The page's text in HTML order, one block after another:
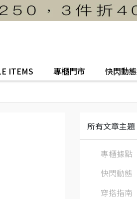
ITEMS 專櫃門市 快閃動態
所有文章主題
專櫃據點
快閃動態
穿搭指南